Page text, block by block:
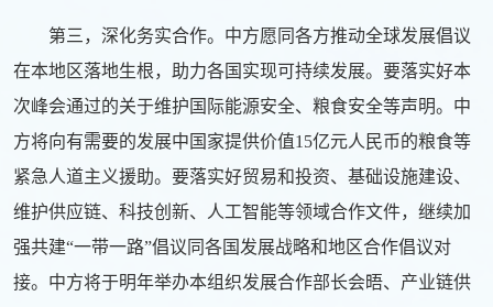
第三，深化务实合作。中方愿同各方推动全球发展倡议
在本地区落地生根，助力各国实现可持续发展。要落实好本
次峰会通过的关于维护国际能源安全、粮食安全等声明。中
方将向有需要的发展中国家提供价值15亿元人民币的粮食等
紧急人道主义援助。要落实好贸易和投资、基础设施建设、
维护供应链、科技创新、人工智能等领域合作文件，继续加
强共建“一带一路”倡议同各国发展战略和地区合作倡议对
接。中方将于明年举办本组织发展合作部长会晤、产业链供